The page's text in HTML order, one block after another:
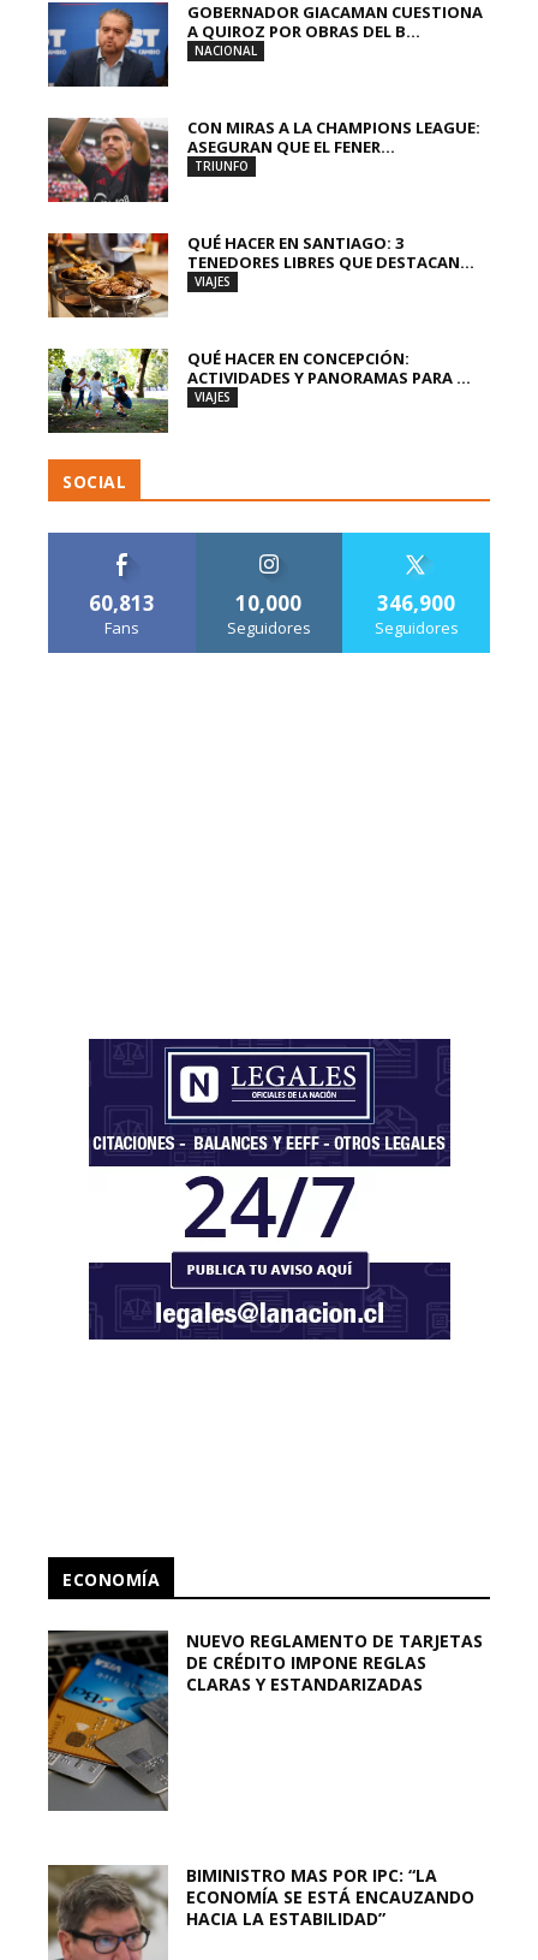
GOBERNADOR GIACAMAN CUESTIONA
A QUIROZ POR OBRAS DEL B...
NACIONAL
CON MIRAS A LA CHAMPIONS LEAGUE:
ASEGURAN QUE EL FENER...
TRIUNFO
QUÉ HACER EN SANTIAGO: 3
TENEDORES LIBRES QUE DESTACAN...
VIAJES
QUÉ HACER EN CONCEPCIÓN:
ACTIVIDADES Y PANORAMAS PARA ...
VIAJES
SOCIAL
60,813
Fans
10,000
Seguidores
346,900
Seguidores
ECONOMÍA
NUEVO REGLAMENTO DE TARJETAS
DE CRÉDITO IMPONE REGLAS
CLARAS Y ESTANDARIZADAS
BIMINISTRO MAS POR IPC: “LA
ECONOMÍA SE ESTÁ ENCAUZANDO
HACIA LA ESTABILIDAD”